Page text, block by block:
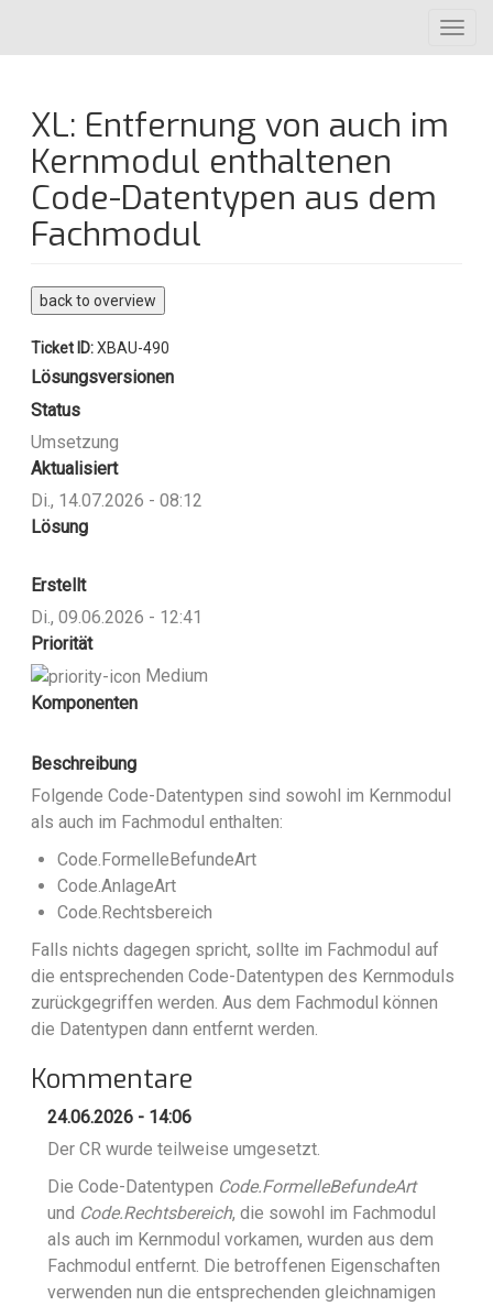
Inhalt
XL: Entfernung von auch im
Kernmodul enthaltenen
Code-Datentypen aus dem
Fachmodul
back to overview
Ticket ID:XBAU-490
Lösungsversionen
Status
Umsetzung
Aktualisiert
Di., 14.07.2026 - 08:12
Lösung
Erstellt
Di., 09.06.2026 - 12:41
Priorität
Medium
Komponenten
Beschreibung
Folgende Code-Datentypen sind sowohl im Kernmodul
als auch im Fachmodul enthalten:
Code.FormelleBefundeArt
Code.AnlageArt
Code.Rechtsbereich
Falls nichts dagegen spricht, sollte im Fachmodul auf
die entsprechenden Code-Datentypen des Kernmoduls
zurückgegriffen werden. Aus dem Fachmodul können
die Datentypen dann entfernt werden.
Kommentare
24.06.2026 - 14:06
Der CR wurde teilweise umgesetzt.
Die Code-Datentypen Code.FormelleBefundeArt
und Code.Rechtsbereich, die sowohl im Fachmodul
als auch im Kernmodul vorkamen, wurden aus dem
Fachmodul entfernt. Die betroffenen Eigenschaften
verwenden nun die entsprechenden gleichnamigen